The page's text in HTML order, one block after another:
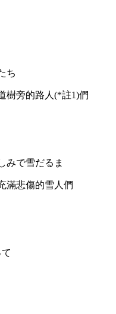
ち
樹旁的路人(*註1)們
みで雪だるま
滿悲傷的雪人們